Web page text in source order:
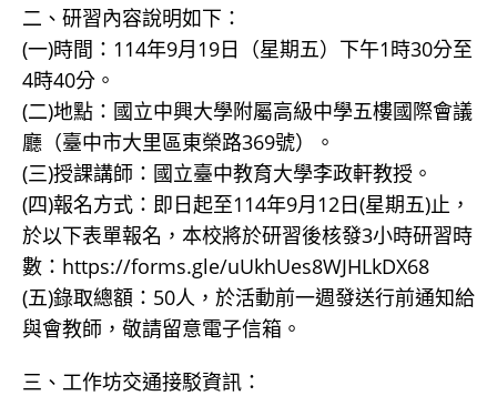
二、研習內容說明如下：
(一)時間：114年9月19日（星期五）下午1時30分至
4時40分。
(二)地點：國立中興大學附屬高級中學五樓國際會議
廳（臺中市大里區東榮路369號）。
(三)授課講師：國立臺中教育大學李政軒教授。
(四)報名方式：即日起至114年9月12日(星期五)止，
於以下表單報名，本校將於研習後核發3小時研習時
數：https://forms.gle/uUkhUes8WJHLkDX68
(五)錄取總額：50人，於活動前一週發送行前通知給
與會教師，敬請留意電子信箱。
三、工作坊交通接駁資訊：